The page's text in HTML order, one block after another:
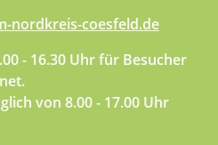
nordkreis-coesfeld.de
- 16.30 Uhr für Besucher
von 8.00 - 17.00 Uhr